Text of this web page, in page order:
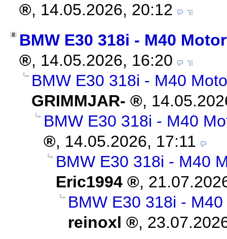
, 14.05.2026, 20:12
BMW E30 318i - M40
, 14.05.2026, 16:20
BMW E30 318i - M40
GRIMMJAR-
,
BMW E30 318i - M40
, 14.05.2026, 17:11
BMW E30 318i - M40
Eric1994
,
BMW E30 318i -
reinoxl
,